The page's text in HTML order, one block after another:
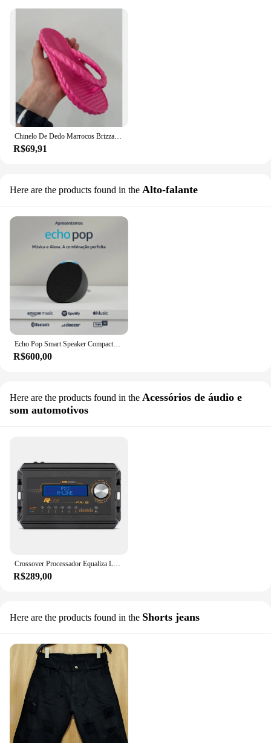
R$69,91
Here are the products found in the Alto-falante
R$600,00
Here are the products found in the Acessórios de áudio e
som automotivos
Crossover Processador Equaliza Lançamento Expert Px2 R Line
R$289,00
Here are the products found in the Shorts jeans